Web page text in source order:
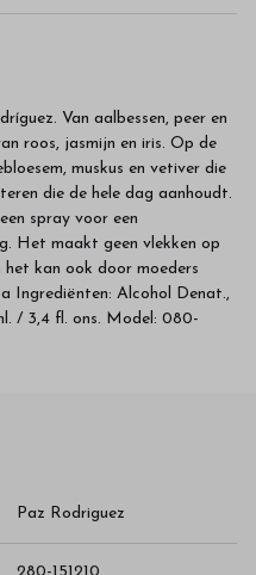
Van aalbessen, peer en
roos, jasmijn en iris. Op de
muskus en vetiver die
die de hele dag aanhoudt.
spray voor een
Het maakt geen vlekken op
kan ook door moeders
Ingrediënten: Alcohol Denat.,
/ 3,4 fl. ons. Model: 080-
Paz Rodriguez